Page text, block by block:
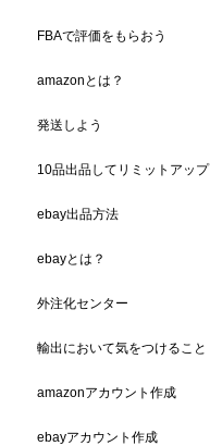
FBAで評価をもらおう
amazonとは？
発送しよう
10品出品してリミットアップ
ebay出品方法
ebayとは？
外注化センター
輸出において気をつけること
amazonアカウント作成
ebayアカウント作成